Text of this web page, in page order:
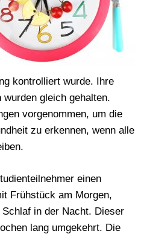
kontrolliert wurde. Ihre
gleich gehalten.
vorgenommen, um die
zu erkennen, wenn alle
einen
Frühstück am Morgen,
in der Nacht. Dieser
lang umgekehrt. Die